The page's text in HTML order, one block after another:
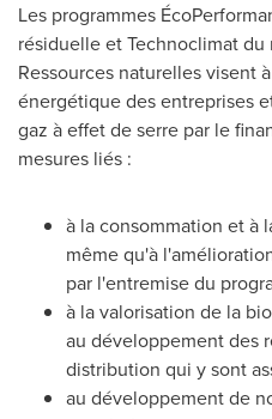
Les programmes
résiduelle et Technoclimat
Ressources naturelles visent
énergétique des entreprises
gaz à effet de serre par le
mesures liés :
à la consommation et à
même qu'à
par l'entremise du
à la valorisation de la
au développement des
distribution qui y sont
au développement de